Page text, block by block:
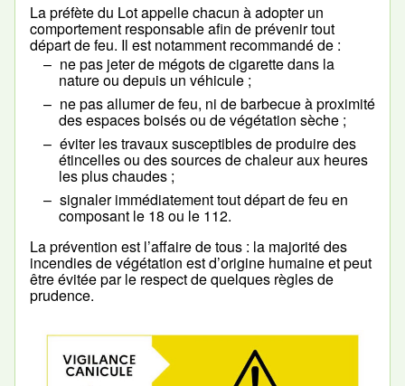
La préfète du Lot appelle chacun à adopter un
comportement responsable afin de prévenir tout
départ de feu. Il est notamment recommandé de :
ne pas jeter de mégots de cigarette dans la
nature ou depuis un véhicule ;
ne pas allumer de feu, ni de barbecue à proximité
des espaces boisés ou de végétation sèche ;
éviter les travaux susceptibles de produire des
étincelles ou des sources de chaleur aux heures
les plus chaudes ;
signaler immédiatement tout départ de feu en
composant le 18 ou le 112.
La prévention est l’affaire de tous : la majorité des
incendies de végétation est d’origine humaine et peut
être évitée par le respect de quelques règles de
prudence.